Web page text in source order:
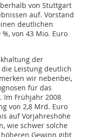
von Stuttgart
auf. Vorstand
deutlichen
von 43 Mio. Euro
der
Leistung deutlich
wir nebenbei,
für das
Im Frühjahr 2008
von 2,8 Mrd. Euro
auf Vorjahreshöhe
wie schwer solche
Gewinn gibt